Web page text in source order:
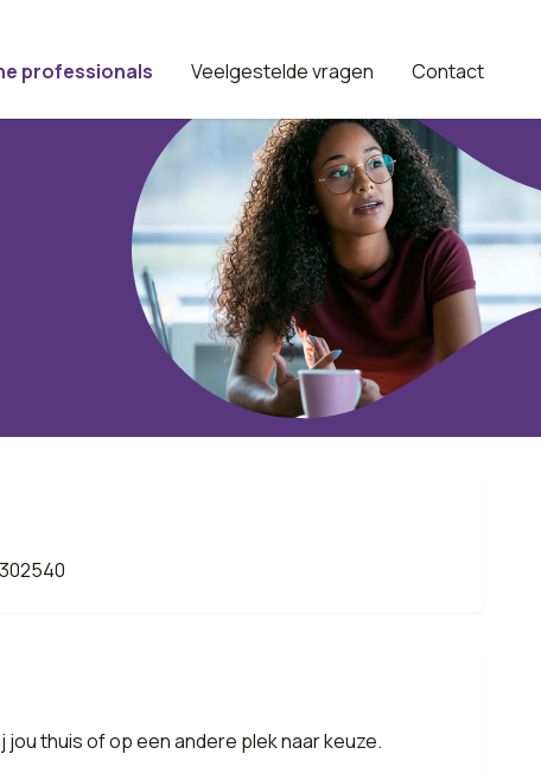
professionals Veelgestelde vragen Contact
thuis of op een andere plek naar keuze.